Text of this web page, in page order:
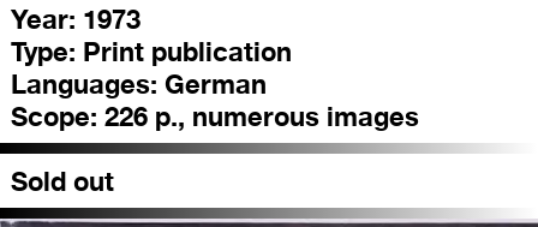
Year: 1973
Type: Print publication
Languages: German
Scope: 226 p., numerous images
Sold out